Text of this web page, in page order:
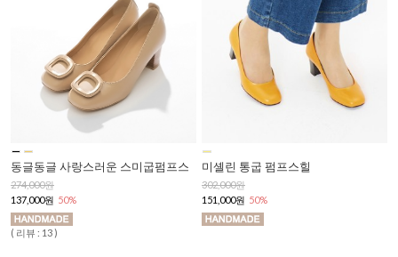
동글동글 사랑스러운 스미굽펌프스
274,000원
137,000원 50%
( 리뷰 : 13 )
미셸린 통굽 펌프스힐
302,000원
151,000원 50%